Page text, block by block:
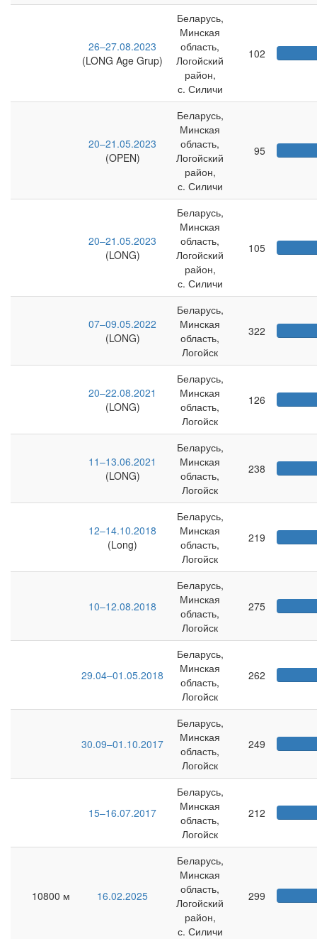
26–27.08.2023
(LONG Age Grup)
Беларусь,
Минская
область,
Логойский
район,
с. Силичи
102
20–21.05.2023
(OPEN)
Беларусь,
Минская
область,
Логойский
район,
с. Силичи
95
20–21.05.2023
(LONG)
Беларусь,
Минская
область,
Логойский
район,
с. Силичи
105
07–09.05.2022
(LONG)
Беларусь,
Минская
область,
Логойск
322
20–22.08.2021
(LONG)
Беларусь,
Минская
область,
Логойск
126
11–13.06.2021
(LONG)
Беларусь,
Минская
область,
Логойск
238
12–14.10.2018
(Long)
Беларусь,
Минская
область,
Логойск
219
10–12.08.2018
Беларусь,
Минская
область,
Логойск
275
29.04–01.05.2018
Беларусь,
Минская
область,
Логойск
262
30.09–01.10.2017
Беларусь,
Минская
область,
Логойск
249
15–16.07.2017
Беларусь,
Минская
область,
Логойск
212
10800 м 16.02.2025
Беларусь,
Минская
область,
Логойский
район,
с. Силичи
299